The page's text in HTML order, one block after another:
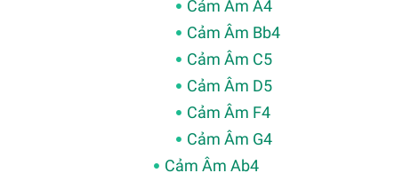
Cảm Âm A4
Cảm Âm Bb4
Cảm Âm C5
Cảm Âm D5
Cảm Âm F4
Cảm Âm G4
Cảm Âm Ab4